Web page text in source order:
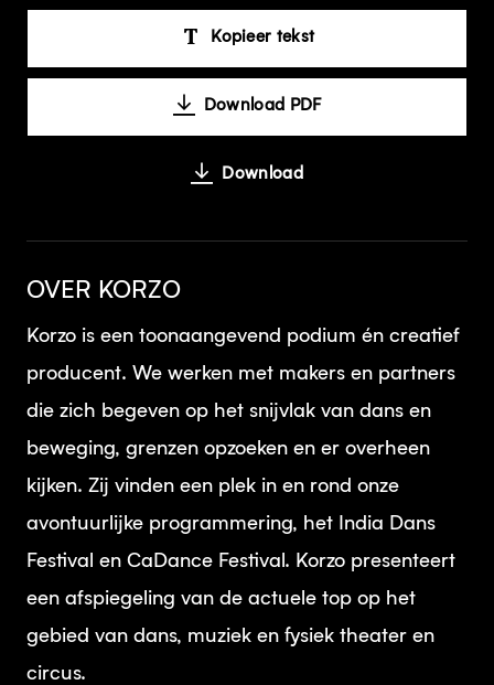
Kopieer tekst
Download PDF
Download
OVER KORZO
Korzo is een toonaangevend podium én creatief
producent. We werken met makers en partners
die zich begeven op het snijvlak van dans en
beweging, grenzen opzoeken en er overheen
kijken. Zij vinden een plek in en rond onze
avontuurlijke programmering, het India Dans
Festival en CaDance Festival. Korzo presenteert
een afspiegeling van de actuele top op het
gebied van dans, muziek en fysiek theater en
circus.